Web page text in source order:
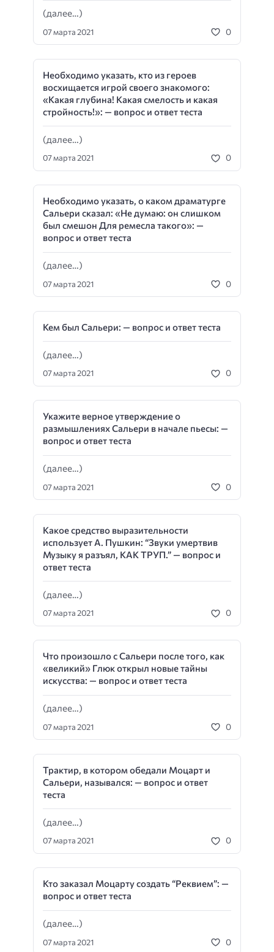
(далее…)
07 марта 2021 0
Необходимо указать, кто из героев
восхищается игрой своего знакомого:
«Какая глубина! Какая смелость и какая
стройность!»: — вопрос и ответ теста
(далее…)
07 марта 2021 0
Необходимо указать, о каком драматурге
Сальери сказал: «Не думаю: он слишком
был смешон Для ремесла такого»: —
вопрос и ответ теста
(далее…)
07 марта 2021 0
Кем был Сальери: — вопрос и ответ теста
(далее…)
07 марта 2021 0
Укажите верное утверждение о
размышлениях Сальери в начале пьесы: —
вопрос и ответ теста
(далее…)
07 марта 2021 0
Какое средство выразительности
использует А. Пушкин: “Звуки умертвив
Музыку я разъял, КАК ТРУП.” — вопрос и
ответ теста
(далее…)
07 марта 2021 0
Что произошло с Сальери после того, как
«великий» Глюк открыл новые тайны
искусства: — вопрос и ответ теста
(далее…)
07 марта 2021 0
Трактир, в котором обедали Моцарт и
Сальери, назывался: — вопрос и ответ
теста
(далее…)
07 марта 2021 0
Кто заказал Моцарту создать “Реквием”: —
вопрос и ответ теста
(далее…)
07 марта 2021 0